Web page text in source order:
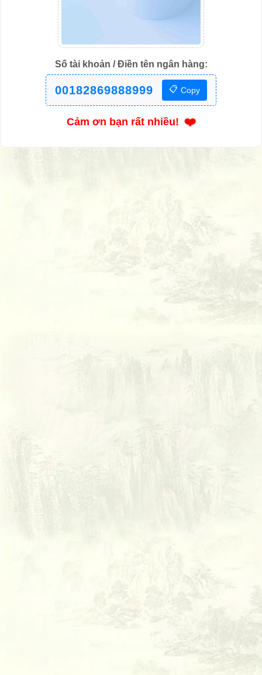
Số tài khoản / Điền tên ngân hàng:
00182869888999 📋 Copy
Cảm ơn bạn rất nhiều! ❤️